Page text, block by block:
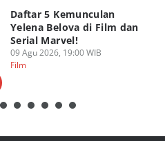
Daftar 5 Kemunculan
Yelena Belova di Film dan
Serial Marvel!
09 Agu 2026, 19:00 WIB
Film